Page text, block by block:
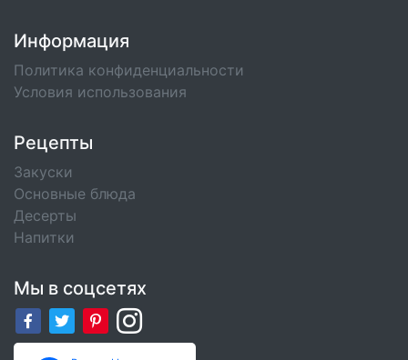
Информация
Политика конфиденциальности
Условия использования
Рецепты
Закуски
Основные блюда
Десерты
Напитки
Мы в соцсетях